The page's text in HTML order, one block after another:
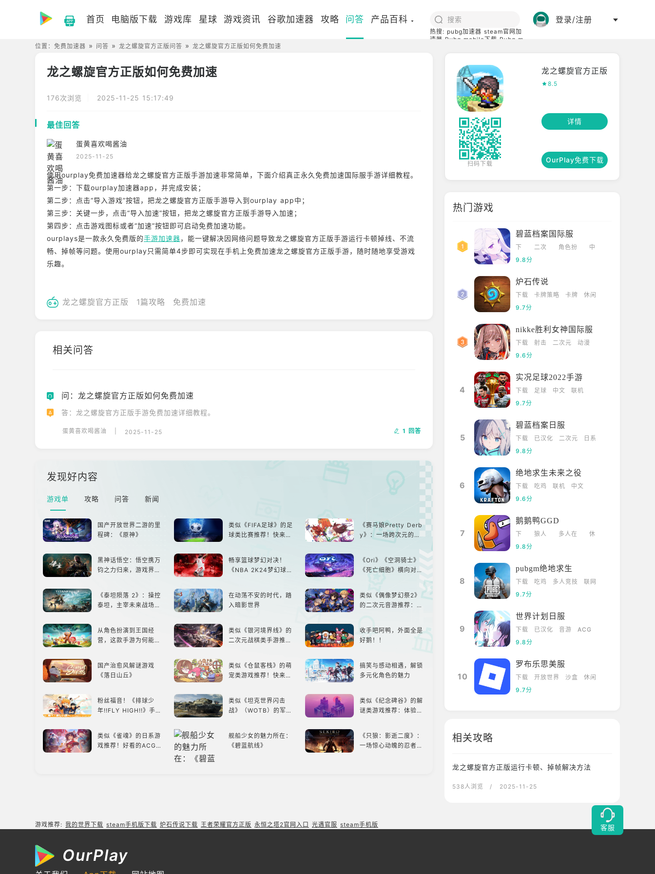
首页 电脑版下载 游戏库 星球 游戏资讯 谷歌加速器 攻略 问答 产品百科
热搜: pubg加速器 steam官网加
速器 Pubg mobile下载 Pubg m
登录/注册
客服
位置： 免费加速器 问答 龙之螺旋官方正版问答 龙之螺旋官方正版如何免费加速
龙之螺旋官方正版如何免费加速
176次浏览 2025-11-25 15:17:49
最佳回答
蛋黄喜欢喝酱油
2025-11-25
使用ourplay免费加速器给龙之螺旋官方正版手游加速非常简单，下面介绍真正永久免费加速国际服手游详细教程。
第一步：下载ourplay加速器app，并完成安装；
第二步：点击“导入游戏”按钮，把龙之螺旋官方正版手游导入到ourplay app中；
第三步：关键一步，点击“导入加速”按钮，把龙之螺旋官方正版手游导入加速；
第四步：点击游戏图标或者“加速”按钮即可启动免费加速功能。
ourplays是一款永久免费版的手游加速器，能一键解决因网络问题导致龙之螺旋官方正版手游运行卡顿掉线、不流
畅、掉帧等问题。使用ourplay只需简单4步即可实现在手机上免费加速龙之螺旋官方正版手游，随时随地享受游戏
乐趣。
龙之螺旋官方正版 1篇攻略 免费加速
相关问答
Q 问：龙之螺旋官方正版如何免费加速
A 答：龙之螺旋官方正版手游免费加速详细教程。
蛋黄喜欢喝酱油 2025-11-25 1 回答
发现好内容
游戏单 攻略 问答 新闻
国产开放世界二游的里
程碑：《原神》
类似《FIFA足球》的足
球类比赛推荐！快来赢
《赛马娘Pretty Derb
y》：一场跨次元的竞
黑神话悟空：悟空携万
钧之力归来，游戏界的
畅享篮球梦幻对决！
《NBA 2K24梦幻球
《Ori》《空洞骑士》
《死亡细胞》横向对
《泰坦陨落 2》：操控
泰坦，主宰未来战场；
在动荡不安的时代，踏
入暗影世界
类似《偶像梦幻祭2》
的二次元音游推荐：完
从角色扮演到王国经
营，这款手游为何能俘
类似《银河境界线》的
二次元战棋类手游推
收手吧阿鸭，外面全是
好鹅！！
国产治愈风解谜游戏
《落日山丘》
类似《仓鼠客栈》的萌
宠类游戏推荐！快来养
搞笑与感动相遇，解锁
多元化角色的魅力
粉丝福音！《排球少
年!!FLY HIGH!!》手游
类似《坦克世界闪击
战》（WOTB）的军事
类似《纪念碑谷》的解
谜类游戏推荐：体验沉
类似《雀魂》的日系游
戏推荐！好看的ACG看
舰船少女的魅力所在：
《碧蓝航线》
《只狼：影逝二度》：
一场惊心动魄的忍者之
否值得入手？
体验！
手共同谱写音符物语
扫码下载
龙之螺旋官方正版
8.5
详情
OurPlay免费下载
热门游戏
碧蓝档案国际服
下
载
二次
角色扮
中
9.8分
炉石传说
下载 卡牌策略 卡牌
休闲
9.7分
nikke胜利女神国际服
下载 射击 二次元
动漫
9.6分
4
实况足球2022手游
下载 足球 中文
联机
9.7分
5
碧蓝档案日服
下载 已汉化 二次元
日系
9.8分
6
绝地求生未来之役
下载 吃鸡 联机
中文
9.6分
7
鹅鹅鸭GGD
下
载
狼人
多人在
休
9.8分
8
pubgm绝地求生
下载 吃鸡 多人竞技
联网
9.7分
9
世界计划日服
下载 已汉化 音游
ACG
9.8分
10
罗布乐思美服
下载 开放世界 沙盒
休闲
9.7分
相关攻略
龙之螺旋官方正版运行卡顿、掉帧解决方法
538人浏览 / 2025-11-25
游戏推荐: 我的世界下载 steam手机版下载 炉石传说下载 王者荣耀官方正版 永恒之塔2官网入口 光遇官服 steam手机版
OurPlay